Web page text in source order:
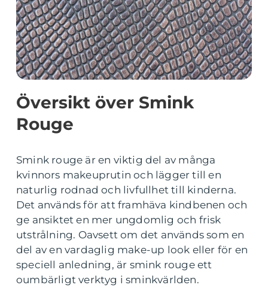
Översikt över Smink
Rouge
Smink rouge är en viktig del av många
kvinnors makeuprutin och lägger till en
naturlig rodnad och livfullhet till kinderna.
Det används för att framhäva kindbenen och
ge ansiktet en mer ungdomlig och frisk
utstrålning. Oavsett om det används som en
del av en vardaglig make-up look eller för en
speciell anledning, är smink rouge ett
oumbärligt verktyg i sminkvärlden.